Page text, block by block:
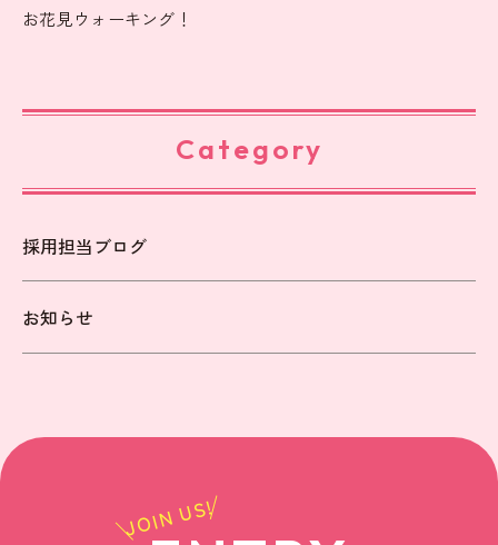
お花見ウォーキング！
Category
採用担当ブログ
お知らせ
JOIN US!